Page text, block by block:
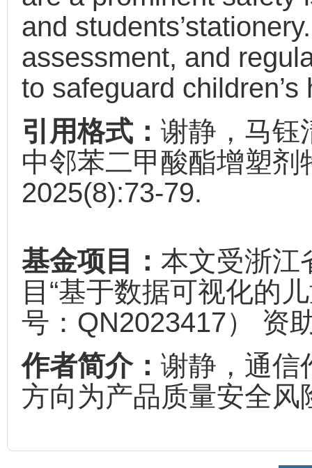
and
assessment, and
to safeguard
引用格式： 谢静，马钰
中邻苯二甲酸酯增塑
2025(8):73-79.
基金项目： 本文受浙江
目“基于数据可视化的
号：QN2023417） 资
作者简介： 谢静，通信
方向为产品质量安全风